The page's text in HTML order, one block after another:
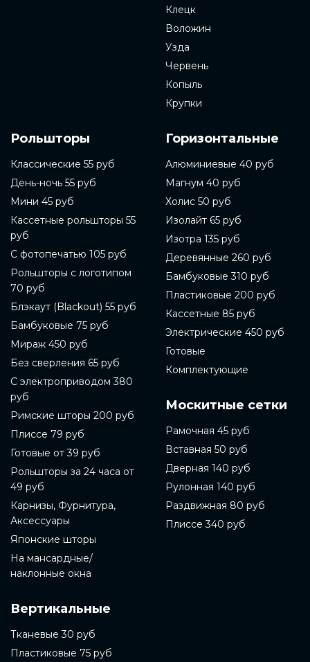
Клецк
Воложин
Узда
Червень
Копыль
Крупки
Рольшторы
Классические 55 руб
День-ночь 55 руб
Мини 45 руб
Кассетные рольшторы 55
руб
С фотопечатью 105 руб
Рольшторы с логотипом
70 руб
Блэкаут (Blackout) 55 руб
Бамбуковые 75 руб
Мираж 450 руб
Без сверления 65 руб
С электроприводом 380
руб
Римские шторы 200 руб
Плиссе 79 руб
Готовые от 39 руб
Рольшторы за 24 часа от
49 руб
Карнизы, Фурнитура,
Аксессуары
Японские шторы
На мансардные/
наклонные окна
Вертикальные
Тканевые 30 руб
Пластиковые 75 руб
Горизонтальные
Алюминиевые 40 руб
Магнум 40 руб
Холис 50 руб
Изолайт 65 руб
Изотра 135 руб
Деревянные 260 руб
Бамбуковые 310 руб
Пластиковые 200 руб
Кассетные 85 руб
Электрические 450 руб
Готовые
Комплектующие
Москитные сетки
Рамочная 45 руб
Вставная 50 руб
Дверная 140 руб
Рулонная 140 руб
Раздвижная 80 руб
Плиссе 340 руб